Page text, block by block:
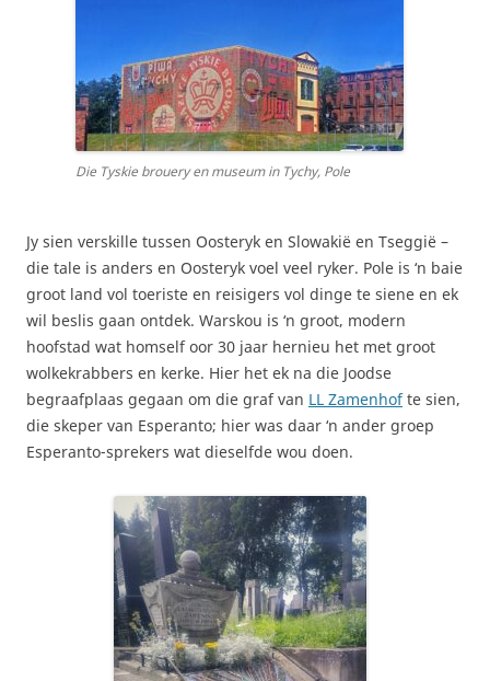
Die Tyskie brouery en museum in Tychy, Pole
Jy sien verskille tussen Oosteryk en Slowakië en Tseggië –
die tale is anders en Oosteryk voel veel ryker. Pole is ‘n baie
groot land vol toeriste en reisigers vol dinge te siene en ek
wil beslis gaan ontdek. Warskou is ‘n groot, modern
hoofstad wat homself oor 30 jaar hernieu het met groot
wolkekrabbers en kerke. Hier het ek na die Joodse
begraafplaas gegaan om die graf van LL Zamenhofte sien,
die skeper van Esperanto; hier was daar ‘n ander groep
Esperanto-sprekers wat dieselfde wou doen.